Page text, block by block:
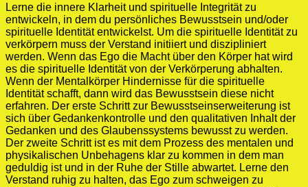
Lerne die innere Klarheit und spirituelle Integrität zu
entwickeln, in dem du persönliches Bewusstsein und/oder
spirituelle Identität entwickelst. Um die spirituelle Identität zu
verkörpern muss der Verstand initiiert und diszipliniert
werden. Wenn das Ego die Macht über den Körper hat wird
es die spirituelle Identität von der Verkörperung abhalten.
Wenn der Mentalkörper Hindernisse für die spirituelle
Identität schafft, dann wird das Bewusstsein diese nicht
erfahren. Der erste Schritt zur Bewusstseinserweiterung ist
sich über Gedankenkontrolle und den qualitativen Inhalt der
Gedanken und des Glaubenssystems bewusst zu werden.
Der zweite Schritt ist es mit dem Prozess des mentalen und
physikalischen Unbehagens klar zu kommen in dem man
geduldig ist und in der Ruhe der Stille abwartet. Lerne den
Verstand ruhig zu halten, das Ego zum schweigen zu